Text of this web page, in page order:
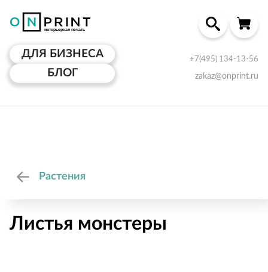
ДЛЯ БИЗНЕСА
БЛОГ
+7(495) 134-13-56
zakaz@onprint.ru
Растения
Листья монстеры